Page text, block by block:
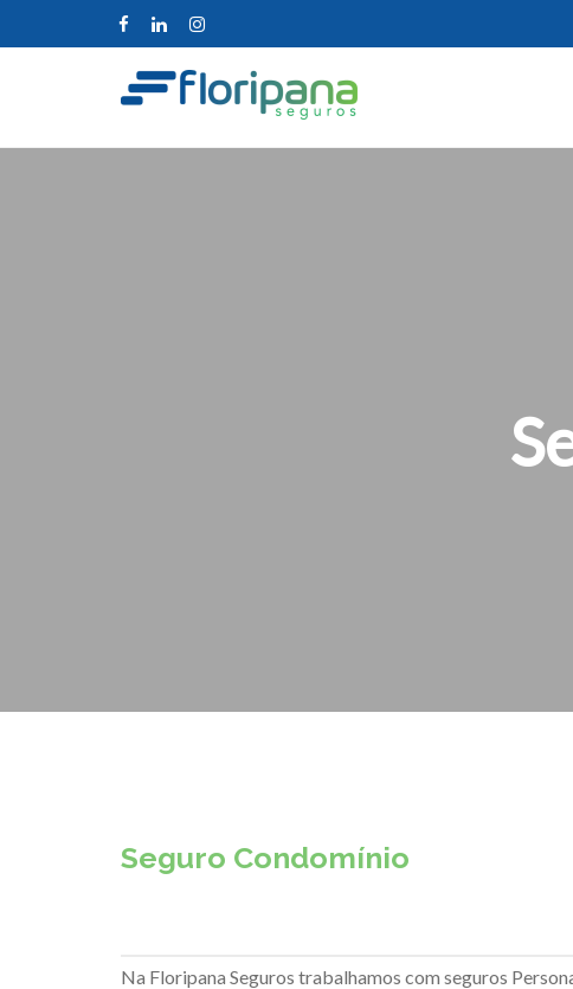
Seguro Condomínio
Na Floripana Seguros trabalhamos com seguros